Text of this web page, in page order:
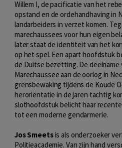
Willem I, de pacificatie van het
opstand en de ordehandhaving in
landarbeiders in verzet komen.
marechaussees voor hun eigen
later staat de identiteit van het
op het spel. Een apart hoofdstuk
de Duitse bezetting. De deelname
Marechaussee aan de oorlog in
grensbewaking tijdens de Koude
heroriëntatie in de jaren tachtig
slothoofdstuk belicht haar
tot een moderne gendarmerie.
Jos Smeetsis als onderzoeker
Politieacademie. Van zijn hand